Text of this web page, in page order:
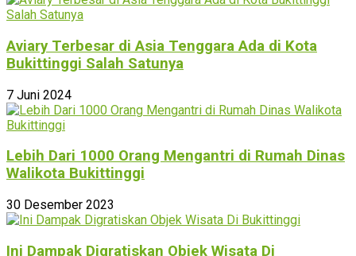
Aviary Terbesar di Asia Tenggara Ada di Kota
Bukittinggi Salah Satunya
7 Juni 2024
Lebih Dari 1000 Orang Mengantri di Rumah Dinas
Walikota Bukittinggi
30 Desember 2023
Ini Dampak Digratiskan Objek Wisata Di